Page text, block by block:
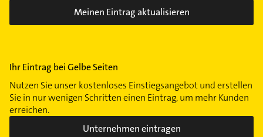
Meinen Eintrag aktualisieren
Ihr Eintrag bei Gelbe Seiten
Nutzen Sie unser kostenloses Einstiegsangebot und erstellen
Sie in nur wenigen Schritten einen Eintrag, um mehr Kunden
erreichen.
Unternehmen eintragen